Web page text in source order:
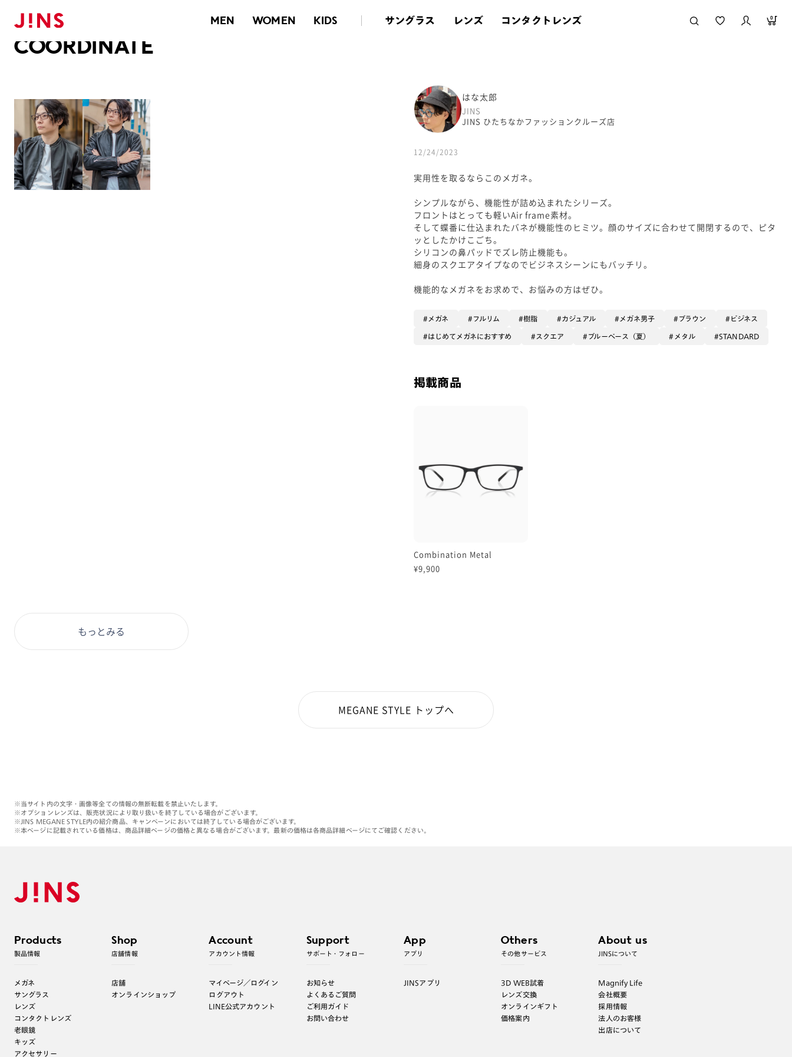
MEN WOMEN KIDS サングラス レンズ コンタクトレンズ 0
メガネのJINS TOP
COORDINATE
はな太郎
JINS
JINS ひたちなかファッションクルーズ店
12/24/2023
実用性を取るならこのメガネ。
シンプルながら、機能性が詰め込まれたシリーズ。
フロントはとっても軽いAir frame素材。
そして蝶番に仕込まれたバネが機能性のヒミツ。顔のサイズに合わせて開閉するので、ピタ
ッとしたかけこごち。
シリコンの鼻パッドでズレ防止機能も。
細身のスクエアタイプなのでビジネスシーンにもバッチリ。
機能的なメガネをお求めで、お悩みの方はぜひ。
メガネ フルリム 樹脂 カジュアル メガネ男子 ブラウン ビジネス
はじめてメガネにおすすめ スクエア ブルーベース（夏） メタル STANDARD
掲載商品
Combination Metal
¥9,900
もっとみる
MEGANE STYLE トップへ
※当サイト内の文字・画像等全ての情報の無断転載を禁止いたします。
※オプションレンズは、販売状況により取り扱いを終了している場合がございます。
※JINS MEGANE STYLE内の紹介商品、キャンペーンにおいては終了している場合がございます。
※本ページに記載されている価格は、商品詳細ページの価格と異なる場合がございます。最新の価格は各商品詳細ページにてご確認ください。
Products
製品情報
メガネ
サングラス
レンズ
コンタクトレンズ
老眼鏡
キッズ
アクセサリー
Shop
店舗情報
店舗
オンラインショップ
Account
アカウント情報
マイページ／ログイン
ログアウト
LINE公式アカウント
Support
サポート・フォロー
お知らせ
よくあるご質問
ご利用ガイド
お問い合わせ
App
アプリ
JINSアプリ
Others
その他サービス
3D WEB試着
レンズ交換
オンラインギフト
価格案内
About us
JINSについて
Magnify Life
会社概要
採用情報
法人のお客様
出店について